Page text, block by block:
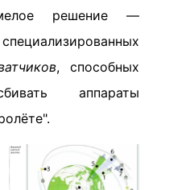
решение —
, способных
аппараты